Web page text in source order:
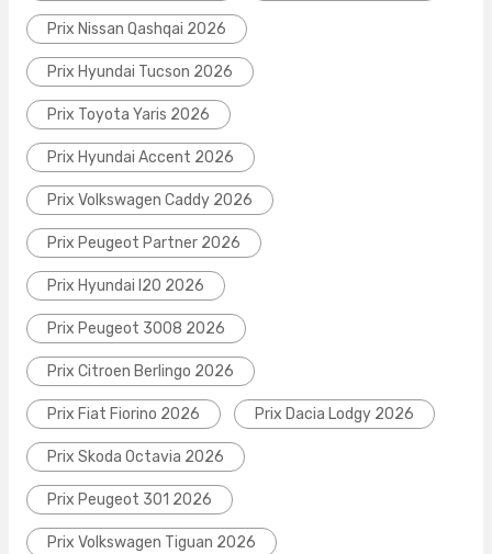
Prix Nissan Qashqai 2026
Prix Hyundai Tucson 2026
Prix Toyota Yaris 2026
Prix Hyundai Accent 2026
Prix Volkswagen Caddy 2026
Prix Peugeot Partner 2026
Prix Hyundai I20 2026
Prix Peugeot 3008 2026
Prix Citroen Berlingo 2026
Prix Fiat Fiorino 2026 Prix Dacia Lodgy 2026
Prix Skoda Octavia 2026
Prix Peugeot 301 2026
Prix Volkswagen Tiguan 2026